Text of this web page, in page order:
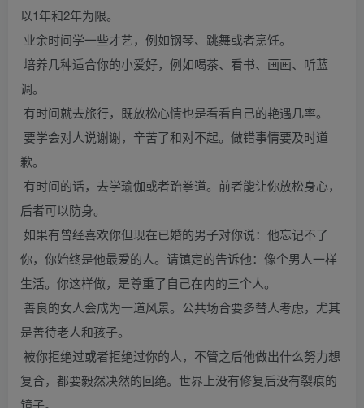
以1年和2年为限。
业余时间学一些才艺，例如钢琴、跳舞或者烹饪。
培养几种适合你的小爱好，例如喝茶、看书、画画、听蓝
调。
有时间就去旅行，既放松心情也是看看自己的艳遇几率。
要学会对人说谢谢，辛苦了和对不起。做错事情要及时道
歉。
有时间的话，去学瑜伽或者跆拳道。前者能让你放松身心，
后者可以防身。
如果有曾经喜欢你但现在已婚的男子对你说：他忘记不了
你，你始终是他最爱的人。请镇定的告诉他：像个男人一样
生活。你这样做，是尊重了自己在内的三个人。
善良的女人会成为一道风景。公共场合要多替人考虑，尤其
是善待老人和孩子。
被你拒绝过或者拒绝过你的人，不管之后他做出什么努力想
复合，都要毅然决然的回绝。世界上没有修复后没有裂痕的
镜子。